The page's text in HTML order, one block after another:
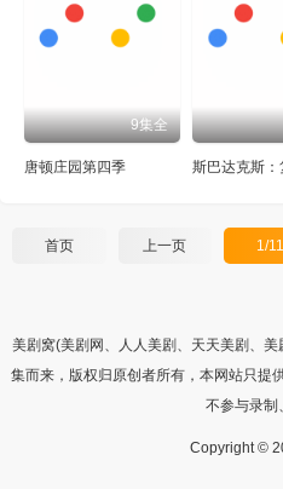
9集全
唐顿庄园第四季
首页 上一页 1/11
美剧窝(美剧网、人人美剧、天天美剧、
集而来，版权归原创者所有，本网站只提
不参与录制
Copyright ©